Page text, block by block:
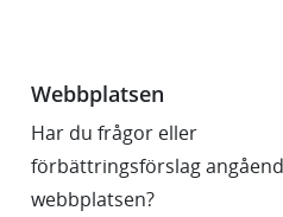
Webbplatsen
Har du frågor eller
förbättringsförslag
webbplatsen?